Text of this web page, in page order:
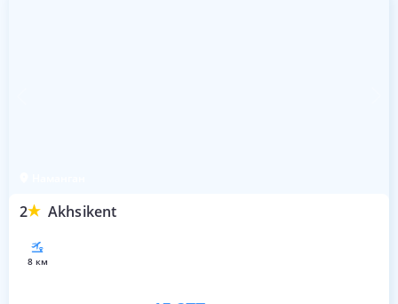
2 Akhsikent
8 км